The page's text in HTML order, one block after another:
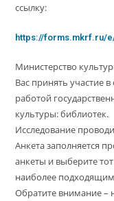
ссылку:
https://forms.mkrf.ru/
Министерство
Вас принять участие
работой
культуры: библиотек.
Исследование
Анкета заполняется
анкеты и выберите
наиболее подходящим
Обратите внимание –